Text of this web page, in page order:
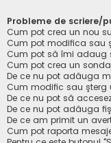
Probleme de scriere/
Cum pot crea un nou
Cum pot modifica sau
Cum pot să îmi adaug
Cum pot crea un
De ce nu pot adăuga
Cum modific sau şterg
De ce nu pot să
De ce nu pot adăuga
De ce am primit un
Cum pot raporta